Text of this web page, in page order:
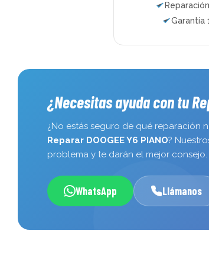
Garantía
¿Necesitas ayuda con tu
¿No estás seguro de qué reparación
Reparar DOOGEE Y6 PIANO?
problema y te darán el mejor consejo.
WhatsApp Llámanos